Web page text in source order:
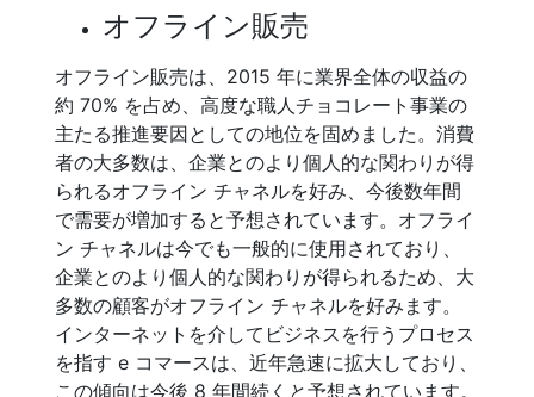
オフライン販売
オフライン販売は、2015 年に業界全体の収益の
約 70% を占め、高度な職人チョコレート事業の
主たる推進要因としての地位を固めました。消費
者の大多数は、企業とのより個人的な関わりが得
られるオフライン チャネルを好み、今後数年間
で需要が増加すると予想されています。オフライ
ン チャネルは今でも一般的に使用されており、
企業とのより個人的な関わりが得られるため、大
多数の顧客がオフライン チャネルを好みます。
インターネットを介してビジネスを行うプロセス
を指す e コマースは、近年急速に拡大しており、
この傾向は今後 8 年間続くと予想されています。